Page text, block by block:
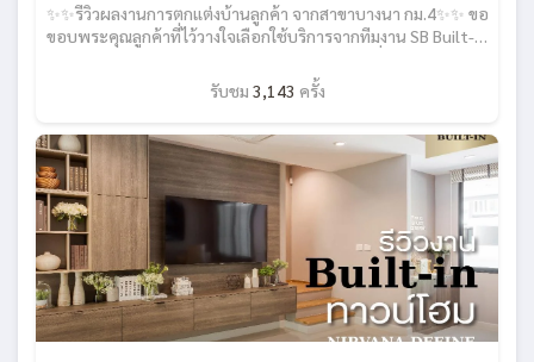
✨✨รีวิวผลงานการตกแต่งบ้านลูกค้า จากสาขาบางนา กม.4✨✨ ขอ
ขอบพระคุณลูกค้าที่ไว้วางใจเลือกใช้บริการจากทีมงาน SB Built-in
แชทเลย https://lin.ee/1RC1zbZCs ราคาโดนใจ บิลท์อินเริ่มต้น
เพียง 8,000บาท/เมตร* สีและวัสดุหลากหลาย คุณเลือกได้ในสไตล์
กับพื้นที่ หมดกังวล ซอกตู้ ฝุ่นกวนใจ มีโชว์รูม Built-in ให้คุณได้
เลือก และทดลองจริง! มีภาพ 3D ให้เห็นก่อนตัดสินใจ รวดเร็วทันใจ
ติดตั้งได้ใน 30วัน มีทีมช่างมืออาชีพ ไม่ทิ้งงาน มีรับประกัน ไม่ต้อง
กังวลโดนทิ้ง หลังจบงาน ----------- เพียงคุณทัก INBOX เข้ามาบอก
ความต้องการ เรายินดีให้คำปรึกษา ช่วยคุณแต่งบ้านให้สวยจบ งบ
ตรงใจ ลงตัวทุกพื้นที่พร้อมคัดสรรวัสดุคุณภาพดี การันตีความคุ้ม
ทุกตารางนิ้ว ปรึกษาฟรีเรื่องบิลท์อิน > Add LINE: @Livinginsider
------------- #SBBuiltin #sbdesignsquare #เฟอร์นิเจอร์บิลท์
อิน #BuiltinEasy #สวยจบงบตรงใจลงตัวทุกพื้นที่ #ติดตั้งฟรีได้
รับชม 3,143 ครั้ง